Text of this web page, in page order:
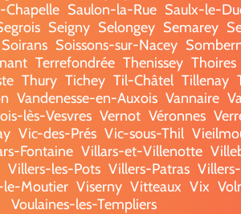
Chapelle Saulon-la-Rue Saulx-le-
Seigny Selongey Semarey
Soirans Soissons-sur-Nacey
Terrefondrée Thenissey Thoires
Thury Tichey Til-Châtel Tillenay
Vandenesse-en-Auxois Vannaire
lès-Vesvres Vernot Véronnes
Vic-des-Prés Vic-sous-Thil
Fontaine Villars-et-Villenotte
Villers-les-Pots Villers-Patras
Moutier Viserny Vitteaux Vix
Voulaines-les-Templiers